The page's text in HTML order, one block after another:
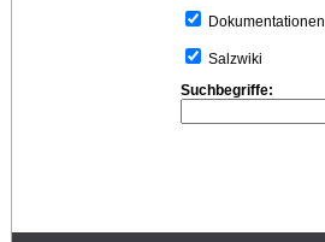
Dokumentationen
Salzwiki
Suchbegriffe: